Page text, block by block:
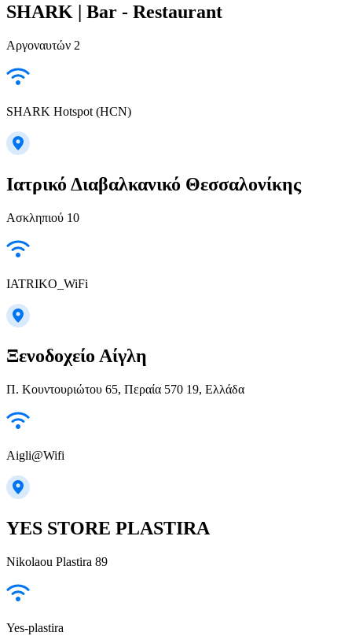
SHARK | Bar - Restaurant
Αργοναυτών 2
SHARK Hotspot (HCN)
Ιατρικό Διαβαλκανικό Θεσσαλονίκης
Ασκληπιού 10
IATRIKO_WiFi
Ξενοδοχείο Αίγλη
Π. Κουντουριώτου 65, Περαία 570 19, Ελλάδα
Aigli@Wifi
YES STORE PLASTIRA
Nikolaou Plastira 89
Yes-plastira